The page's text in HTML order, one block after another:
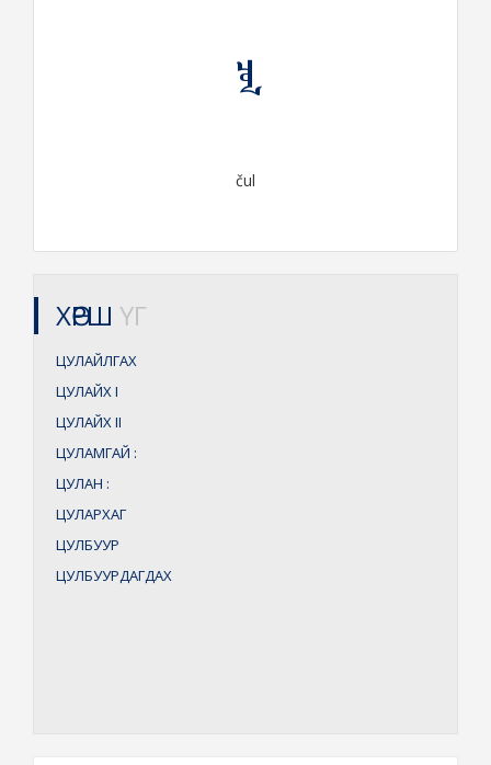
ᠴᠤᠯ
čul
ХӨРШ ҮГ
ЦУЛАЙЛГАХ
ЦУЛАЙХI
ЦУЛАЙХII
ЦУЛАМГАЙ :
ЦУЛАН :
ЦУЛАРХАГ
ЦУЛБУУР
ЦУЛБУУРДАГДАХ